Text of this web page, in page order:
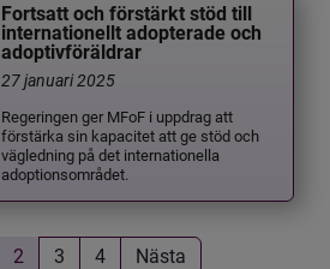
Fortsatt och förstärkt stöd till
internationellt adopterade och
adoptivföräldrar
27 januari 2025
Regeringen ger MFoF i uppdrag att
förstärka sin kapacitet att ge stöd och
vägledning på det internationella
adoptionsområdet.
2 3 4 Nästa